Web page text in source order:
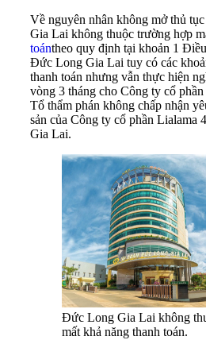
Về nguyên nhân không mở thủ
Gia Lai không thuộc trường hợp
toántheo quy định tại khoản 1
Đức Long Gia Lai tuy có các
thanh toán nhưng vẫn thực hiện
vòng 3 tháng cho Công ty cổ
Tổ thẩm phán không chấp nhận
sản của Công ty cổ phần
Gia Lai.
Đức Long Gia Lai không
mất khả năng thanh toán.